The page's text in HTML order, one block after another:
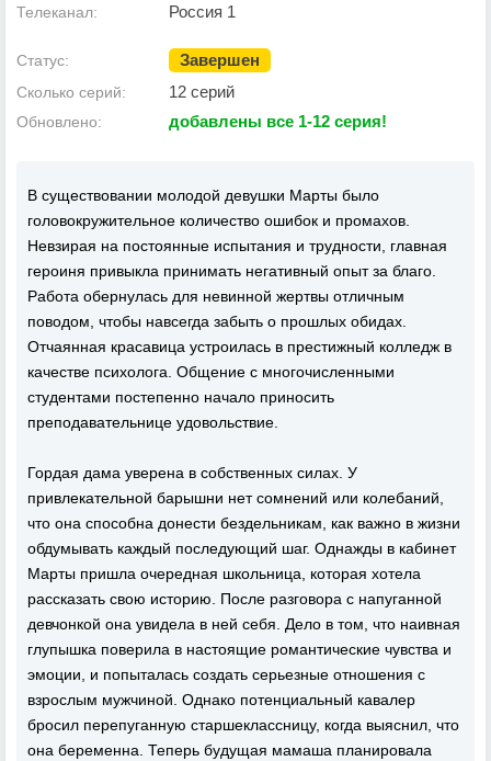
Телеканал: Россия 1
Статус: Завершен
Сколько серий: 12 серий
Обновлено: добавлены все 1-12 серия!
В существовании молодой девушки Марты было
головокружительное количество ошибок и промахов.
Невзирая на постоянные испытания и трудности, главная
героиня привыкла принимать негативный опыт за благо.
Работа обернулась для невинной жертвы отличным
поводом, чтобы навсегда забыть о прошлых обидах.
Отчаянная красавица устроилась в престижный колледж в
качестве психолога. Общение с многочисленными
студентами постепенно начало приносить
преподавательнице удовольствие.
Гордая дама уверена в собственных силах. У
привлекательной барышни нет сомнений или колебаний,
что она способна донести бездельникам, как важно в жизни
обдумывать каждый последующий шаг. Однажды в кабинет
Марты пришла очередная школьница, которая хотела
рассказать свою историю. После разговора с напуганной
девчонкой она увидела в ней себя. Дело в том, что наивная
глупышка поверила в настоящие романтические чувства и
эмоции, и попыталась создать серьезные отношения с
взрослым мужчиной. Однако потенциальный кавалер
бросил перепуганную старшеклассницу, когда выяснил, что
она беременна. Теперь будущая мамаша планировала